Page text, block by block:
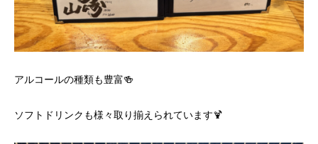
アルコールの種類も豊富🍻
ソフトドリンクも様々取り揃えられています🍹